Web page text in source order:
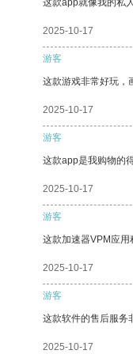
这款app就像我的私
2025-10-17
游客
这款游戏非常好玩，
2025-10-17
游客
这款app是我购物的
2025-10-17
游客
这款加速器VPM应用
2025-10-17
游客
这款软件的售后服务
2025-10-17